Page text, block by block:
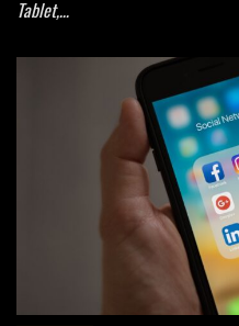
Tablet,…